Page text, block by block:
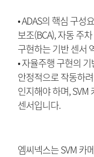
• ADAS의 핵심 구성
보조(BCA), 자동 주
구현하는 기반 센서
• 자율주행 구현의
안정적으로 작동하
인지해야 하며,
센서입니다.
엠씨넥스는 SVM 카